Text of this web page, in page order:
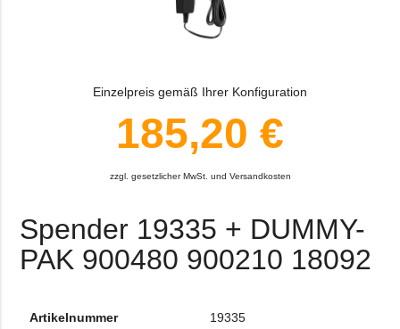
Einzelpreis gemäß Ihrer Konfiguration
185,20 €
zzgl. gesetzlicher MwSt. und Versandkosten
Spender 19335 + DUMMY-
PAK 900480 900210 18092
Artikelnummer 19335